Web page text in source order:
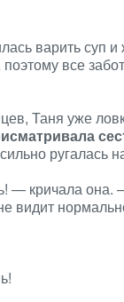
варить суп и
все
Таня уже
ругалась
— кричала она.